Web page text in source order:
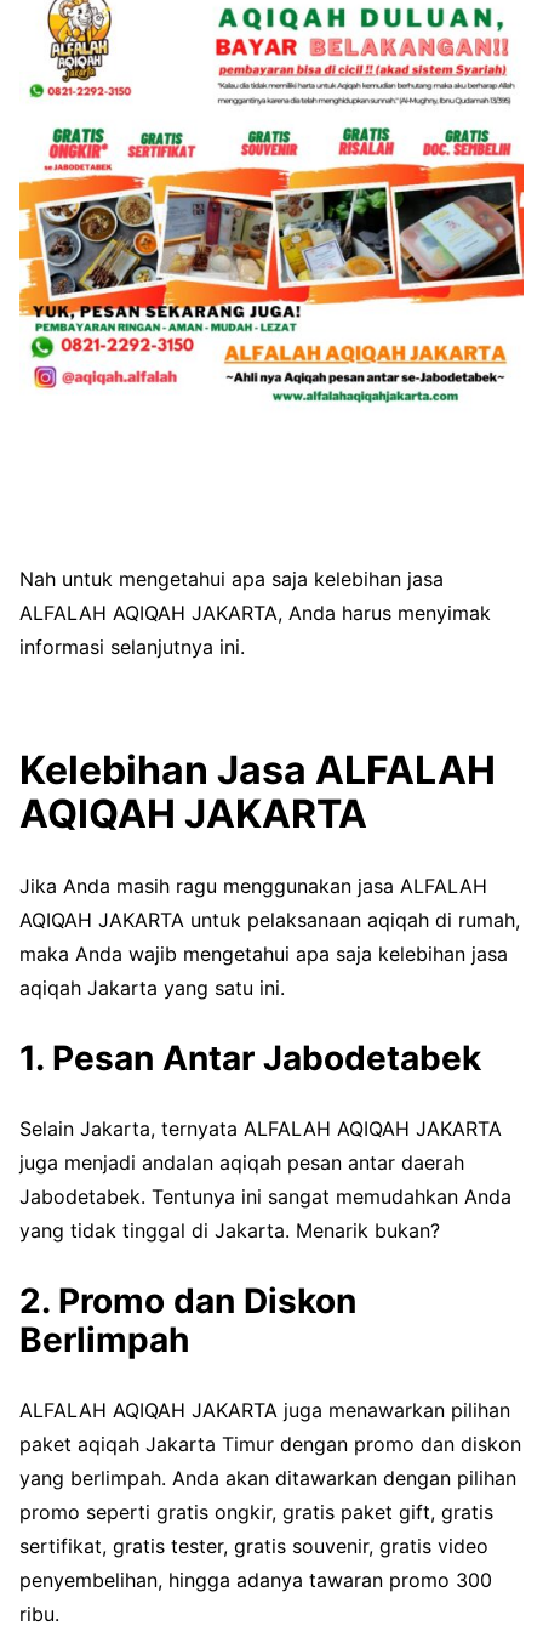
Nah untuk mengetahui apa saja kelebihan jasa
ALFALAH AQIQAH JAKARTA, Anda harus menyimak
informasi selanjutnya ini.
Kelebihan Jasa ALFALAH
AQIQAH JAKARTA
Jika Anda masih ragu menggunakan jasa ALFALAH
AQIQAH JAKARTA untuk pelaksanaan aqiqah di rumah,
maka Anda wajib mengetahui apa saja kelebihan jasa
aqiqah Jakarta yang satu ini.
1. Pesan Antar Jabodetabek
Selain Jakarta, ternyata ALFALAH AQIQAH JAKARTA
juga menjadi andalan aqiqah pesan antar daerah
Jabodetabek. Tentunya ini sangat memudahkan Anda
yang tidak tinggal di Jakarta. Menarik bukan?
2. Promo dan Diskon
Berlimpah
ALFALAH AQIQAH JAKARTA juga menawarkan pilihan
paket aqiqah Jakarta Timur dengan promo dan diskon
yang berlimpah. Anda akan ditawarkan dengan pilihan
promo seperti gratis ongkir, gratis paket gift, gratis
sertifikat, gratis tester, gratis souvenir, gratis video
penyembelihan, hingga adanya tawaran promo 300
ribu.